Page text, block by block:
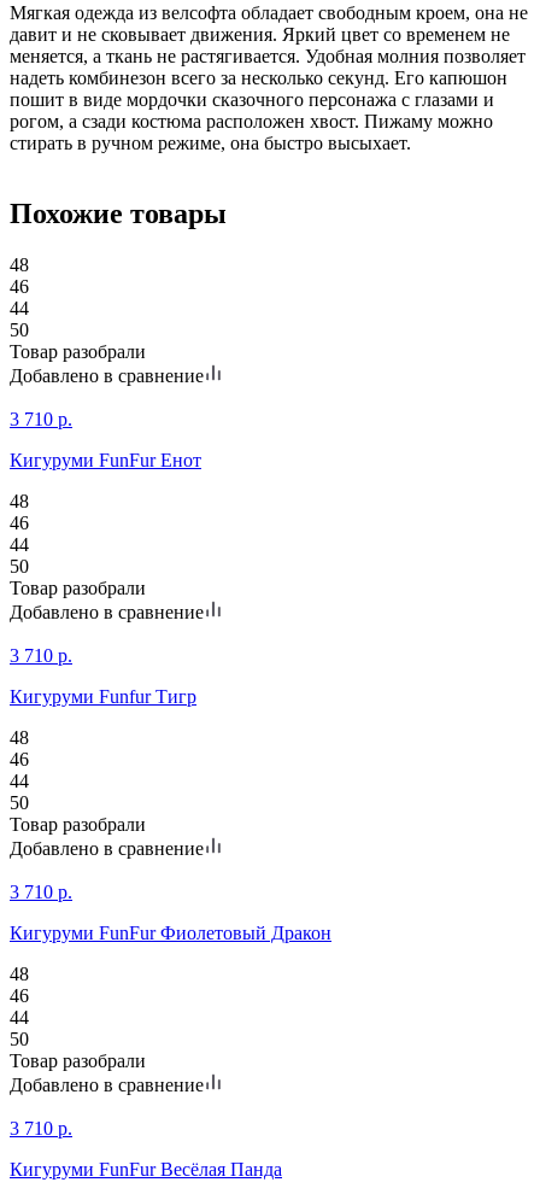
Мягкая одежда из велсофта обладает свободным кроем, она не
давит и не сковывает движения. Яркий цвет со временем не
меняется, а ткань не растягивается. Удобная молния позволяет
надеть комбинезон всего за несколько секунд. Его капюшон
пошит в виде мордочки сказочного персонажа с глазами и
рогом, а сзади костюма расположен хвост. Пижаму можно
стирать в ручном режиме, она быстро высыхает.
Похожие товары
48
46
44
50
Товар разобрали
Добавлено в сравнение
3 710 р.
Кигуруми FunFur Енот
48
46
44
50
Товар разобрали
Добавлено в сравнение
3 710 р.
Кигуруми Funfur Тигр
48
46
44
50
Товар разобрали
Добавлено в сравнение
3 710 р.
Кигуруми FunFur Фиолетовый Дракон
48
46
44
50
Товар разобрали
Добавлено в сравнение
3 710 р.
Кигуруми FunFur Весёлая Панда